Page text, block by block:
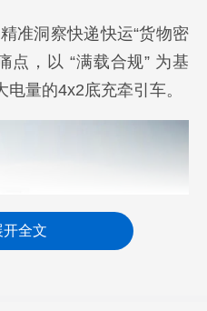
准洞察快递快运“货物密
点，以 “满载合规” 为基
量的4x2底充牵引车。
开全文